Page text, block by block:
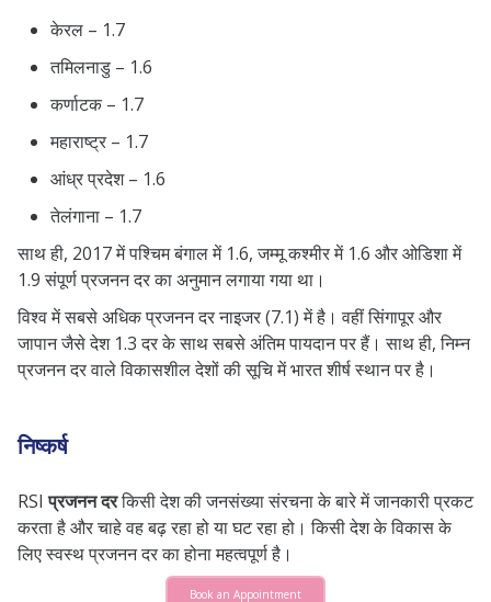
केरल – 1.7
तमिलनाडु – 1.6
कर्णाटक – 1.7
महाराष्ट्र – 1.7
आंध्र प्रदेश – 1.6
तेलंगाना – 1.7
साथ ही, 2017 में पश्चिम बंगाल में 1.6, जम्मू कश्मीर में 1.6 और ओडिशा में
1.9 संपूर्ण प्रजनन दर का अनुमान लगाया गया था।
विश्व में सबसे अधिक प्रजनन दर नाइजर (7.1) में है। वहीं सिंगापूर और
जापान जैसे देश 1.3 दर के साथ सबसे अंतिम पायदान पर हैं। साथ ही, निम्न
प्रजनन दर वाले विकासशील देशों की सूचि में भारत शीर्ष स्थान पर है।
निष्कर्ष
RSIप्रजनन दरकिसी देश की जनसंख्या संरचना के बारे में जानकारी प्रकट
करता है और चाहे वह बढ़ रहा हो या घट रहा हो। किसी देश के विकास के
लिए स्वस्थ प्रजनन दर का होना महत्वपूर्ण है।
Book an Appointment